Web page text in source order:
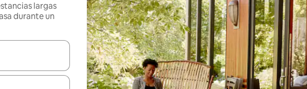
largas
durante un
podrás navegar usando las teclas de las flechas hacia arriba y hacia abajo, o bien